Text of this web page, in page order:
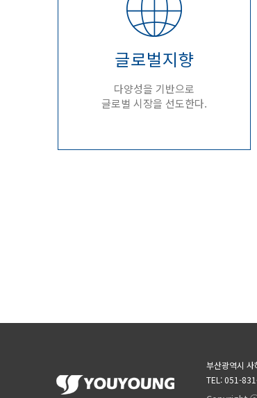
글로벌지향
다양성을 기반으로
글로벌 시장을 선도한다.
부산광역시
TEL: 051-